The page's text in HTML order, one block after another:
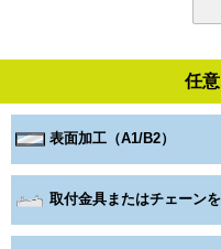
任
表面加工（A1/B2）
取付金具またはチェーン